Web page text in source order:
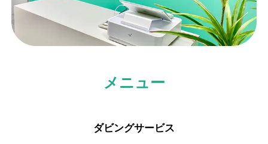
メニュー
ダビングサービス